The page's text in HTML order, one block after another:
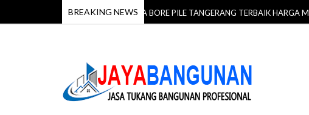
BREAKING NEWS
01 Dec 2025 JASA BORE PILE TANGERANG TERBAIK HARGA MURAH